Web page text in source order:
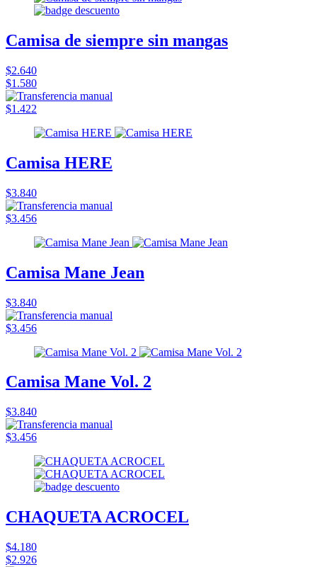
Camisa de siempre sin mangas
$2.640
$1.580
$1.422
Camisa HERE
$3.840
$3.456
Camisa Mane Jean
$3.840
$3.456
Camisa Mane Vol. 2
$3.840
$3.456
CHAQUETA ACROCEL
$4.180
$2.926